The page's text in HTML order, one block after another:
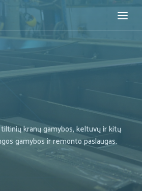
kranų gamybos, keltuvų ir kitų
gamybos ir remonto paslaugas.